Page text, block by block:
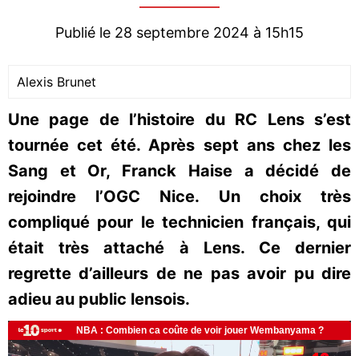
Publié le 28 septembre 2024 à 15h15
Alexis Brunet
Une page de l’histoire du RC Lens s’est
tournée cet été. Après sept ans chez les
Sang et Or, Franck Haise a décidé de
rejoindre l’OGC Nice. Un choix très
compliqué pour le technicien français, qui
était très attaché à Lens. Ce dernier
regrette d’ailleurs de ne pas avoir pu dire
adieu au public lensois.